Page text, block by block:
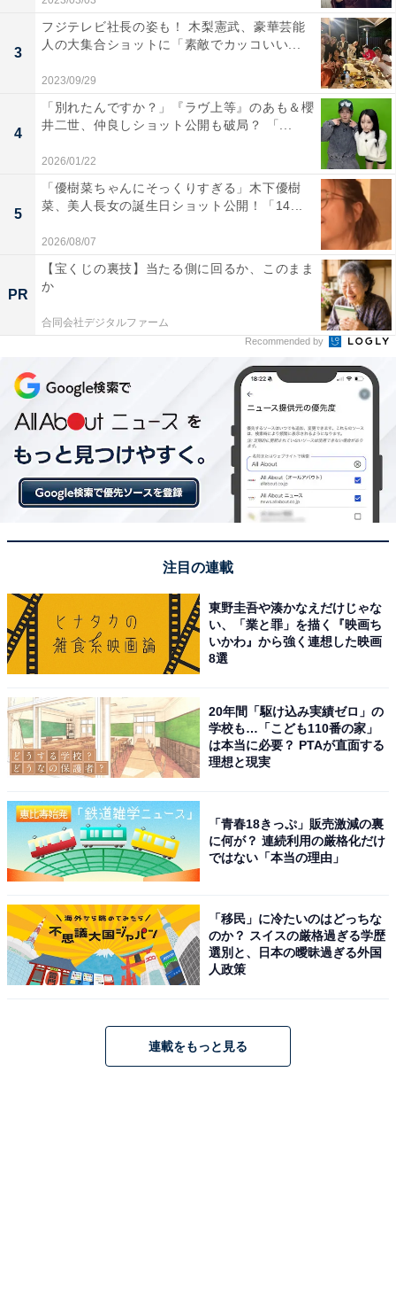
3
フジテレビ社長の姿も！ 木梨憲武、豪華芸能
人の大集合ショットに「素敵でカッコいい...
2023/09/29
4
「別れたんですか？」『ラヴ上等』のあも＆櫻
井二世、仲良しショット公開も破局？ 「...
2026/01/22
5
「優樹菜ちゃんにそっくりすぎる」木下優樹
菜、美人長女の誕生日ショット公開！「14...
2026/08/07
PR
【宝くじの裏技】当たる側に回るか、このまま
か
合同会社デジタルファーム
Recommended by
注目の連載
東野圭吾や湊かなえだけじゃな
い、「業と罪」を描く『映画ち
いかわ』から強く連想した映画
8選
20年間「駆け込み実績ゼロ」の
学校も…「こども110番の家」
は本当に必要？ PTAが直面する
理想と現実
「青春18きっぷ」販売激減の裏
に何が？ 連続利用の厳格化だけ
ではない「本当の理由」
「移民」に冷たいのはどっちな
のか？ スイスの厳格過ぎる学歴
選別と、日本の曖昧過ぎる外国
人政策
連載をもっと見る